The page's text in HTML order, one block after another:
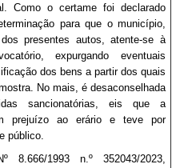
Como o certame foi declarado
para que o município,
presentes autos, atente-se à
expurgando eventuais
dos bens a partir dos quais
No mais, é desaconselhada
sancionatórias, eis que a
prejuízo ao erário e teve por
público.
8.666/1993 n.º 352043/2023,